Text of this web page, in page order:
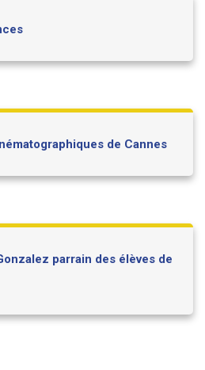
de Cannes
parrain des élèves de